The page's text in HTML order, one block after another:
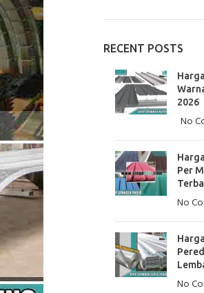
RECENT POSTS
2026
No
Per
No
No